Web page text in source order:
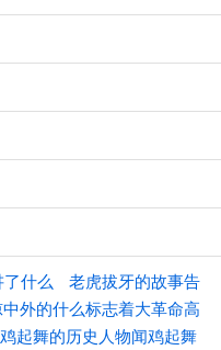
什么
老虎拔牙的故事告
外的什么标志着大革命高
起舞的历史人物闻鸡起舞